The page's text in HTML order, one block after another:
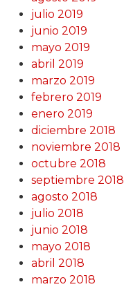
julio 2019
junio 2019
mayo 2019
abril 2019
marzo 2019
febrero 2019
enero 2019
diciembre 2018
noviembre 2018
octubre 2018
septiembre 2018
agosto 2018
julio 2018
junio 2018
mayo 2018
abril 2018
marzo 2018